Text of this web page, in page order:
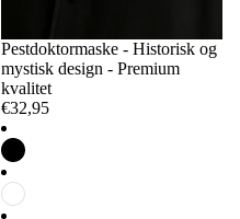
Pestdoktormaske - Historisk og
mystisk design - Premium
kvalitet
€32,95